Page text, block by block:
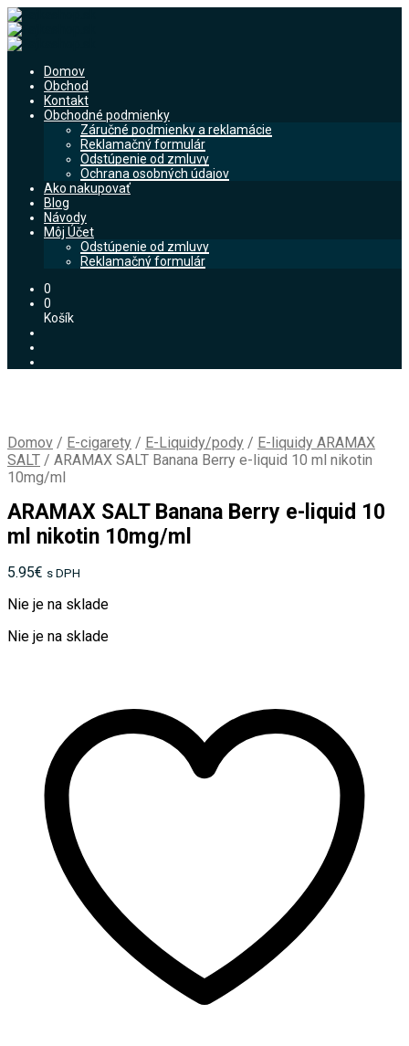
Domov
Obchod
Kontakt
Obchodné podmienky
Záručné podmienky a reklamácie
Reklamačný formulár
Odstúpenie od zmluvy
Ochrana osobných údajov
Ako nakupovať
Blog
Návody
Môj Účet
Odstúpenie od zmluvy
Reklamačný formulár
0
0
Košík
Domov / E-cigarety / E-Liquidy/pody / E-liquidy ARAMAX
SALT / ARAMAX SALT Banana Berry e-liquid 10 ml nikotin
10mg/ml
ARAMAX SALT Banana Berry e-liquid 10
ml nikotin 10mg/ml
5.95€ s DPH
Nie je na sklade
Nie je na sklade